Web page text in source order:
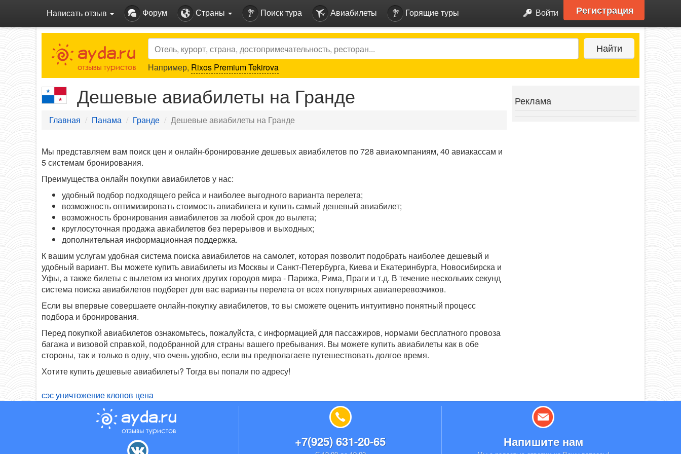
Написать отзыв Форум Страны Поиск тура Авиабилеты Горящие туры Войти Регистрация
Search Найти
Например, Rixos Premium Tekirova
Дешевые авиабилеты на Гранде
Главная Панама Гранде Дешевые авиабилеты на Гранде
Мы представляем вам поиск цен и онлайн-бронирование дешевых авиабилетов по 728 авиакомпаниям, 40 авиакассам и
5 системам бронирования.
Преимущества онлайн покупки авиабилетов у нас:
удобный подбор подходящего рейса и наиболее выгодного варианта перелета;
возможность оптимизировать стоимость авиабилета и купить самый дешевый авиабилет;
возможность бронирования авиабилетов за любой срок до вылета;
круглосуточная продажа авиабилетов без перерывов и выходных;
дополнительная информационная поддержка.
К вашим услугам удобная система поиска авиабилетов на самолет, которая позволит подобрать наиболее дешевый и
удобный вариант. Вы можете купить авиабилеты из Москвы и Санкт-Петербурга, Киева и Екатеринбурга, Новосибирска и
Уфы, а также билеты с вылетом из многих других городов мира - Парижа, Рима, Праги и т.д. В течение нескольких секунд
система поиска авиабилетов подберет для вас варианты перелета от всех популярных авиаперевозчиков.
Если вы впервые совершаете онлайн-покупку авиабилетов, то вы сможете оценить интуитивно понятный процесс
подбора и бронирования.
Перед покупкой авиабилетов ознакомьтесь, пожалуйста, с информацией для пассажиров, нормами бесплатного провоза
багажа и визовой справкой, подобранной для страны вашего пребывания. Вы можете купить авиабилеты как в обе
стороны, так и только в одну, что очень удобно, если вы предполагаете путешествовать долгое время.
Хотите купить дешевые авиабилеты? Тогда вы попали по адресу!
Реклама
сэс уничтожение клопов цена
+7(925) 631-20-65 Напишите нам